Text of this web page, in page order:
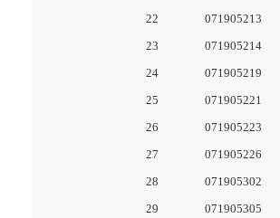
22 071905213
23 071905214
24 071905219
25 071905221
26 071905223
27 071905226
28 071905302
29 071905305